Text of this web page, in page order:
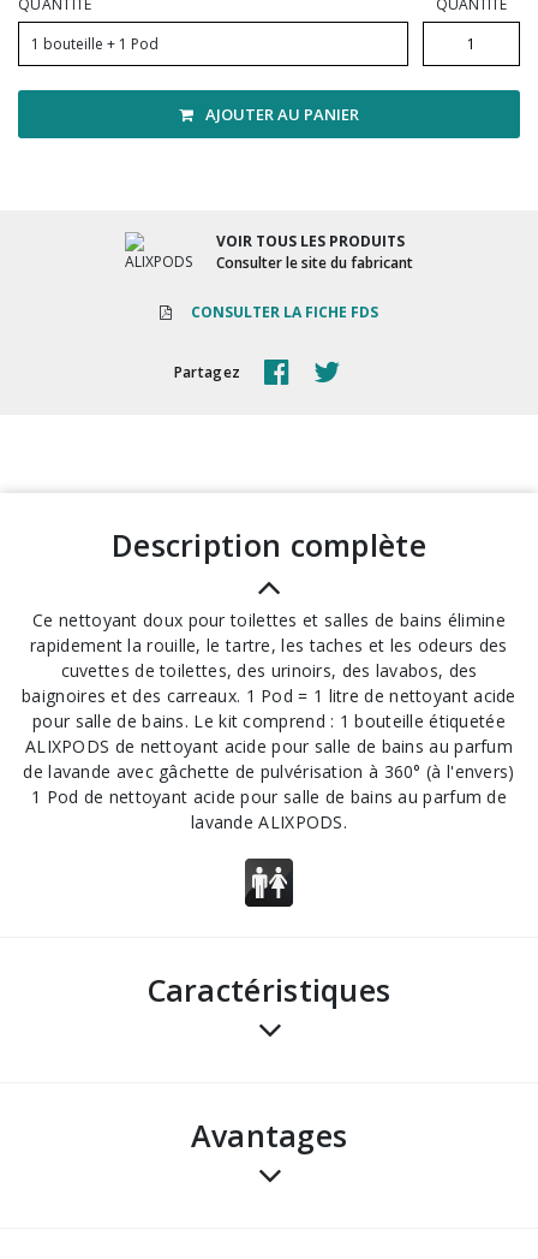
QUANTITÉ
1 bouteille + 1 Pod
QUANTITÉ
AJOUTER AU PANIER
VOIR TOUS LES PRODUITS
Consulter le site du fabricant
CONSULTER LA FICHE FDS
Partagez
description complète
Ce nettoyant doux pour toilettes et salles de bains élimine
rapidement la rouille, le tartre, les taches et les odeurs des
cuvettes de toilettes, des urinoirs, des lavabos, des
baignoires et des carreaux. 1 Pod = 1 litre de nettoyant acide
pour salle de bains. Le kit comprend : 1 bouteille étiquetée
ALIXPODS de nettoyant acide pour salle de bains au parfum
de lavande avec gâchette de pulvérisation à 360° (à l'envers)
1 Pod de nettoyant acide pour salle de bains au parfum de
lavande ALIXPODS.
Caractéristiques
avantages